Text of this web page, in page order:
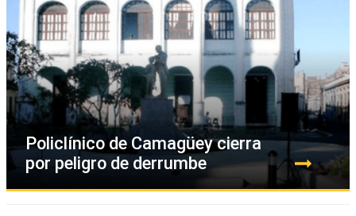
Policlínico de Camagüey cierra
por peligro de derrumbe